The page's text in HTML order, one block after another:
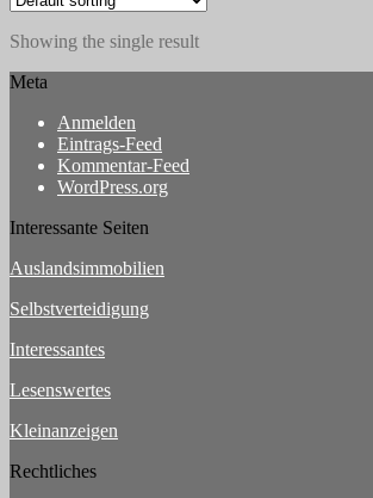
Showing the single result
Meta
Anmelden
Eintrags-Feed
Kommentar-Feed
WordPress.org
Interessante Seiten
Auslandsimmobilien
Selbstverteidigung
Interessantes
Lesenswertes
Kleinanzeigen
Rechtliches